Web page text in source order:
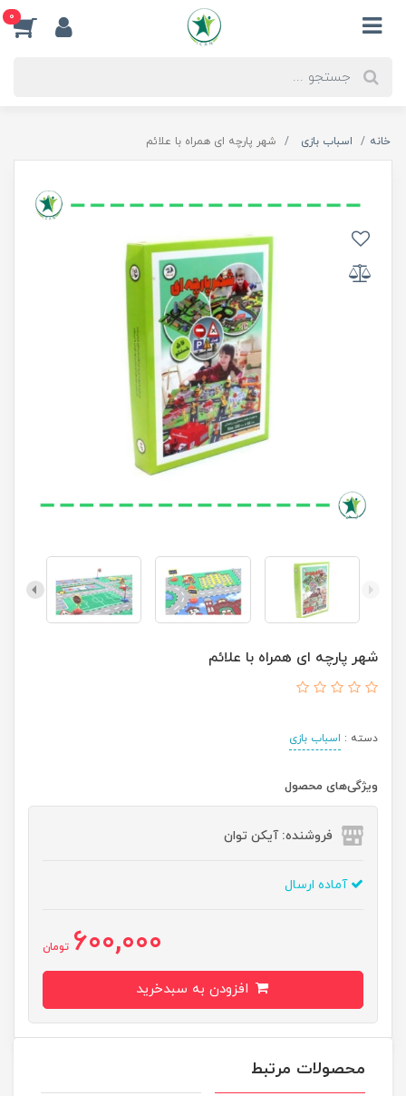
0
خانه اسباب بازی شهر پارچه ای همراه با علائم
شهر پارچه ای همراه با علائم
دسته : اسباب بازی
ویژگی‌های محصول
فروشنده: آیکن توان
آماده ارسال
600,000 تومان
محصولات مرتبط